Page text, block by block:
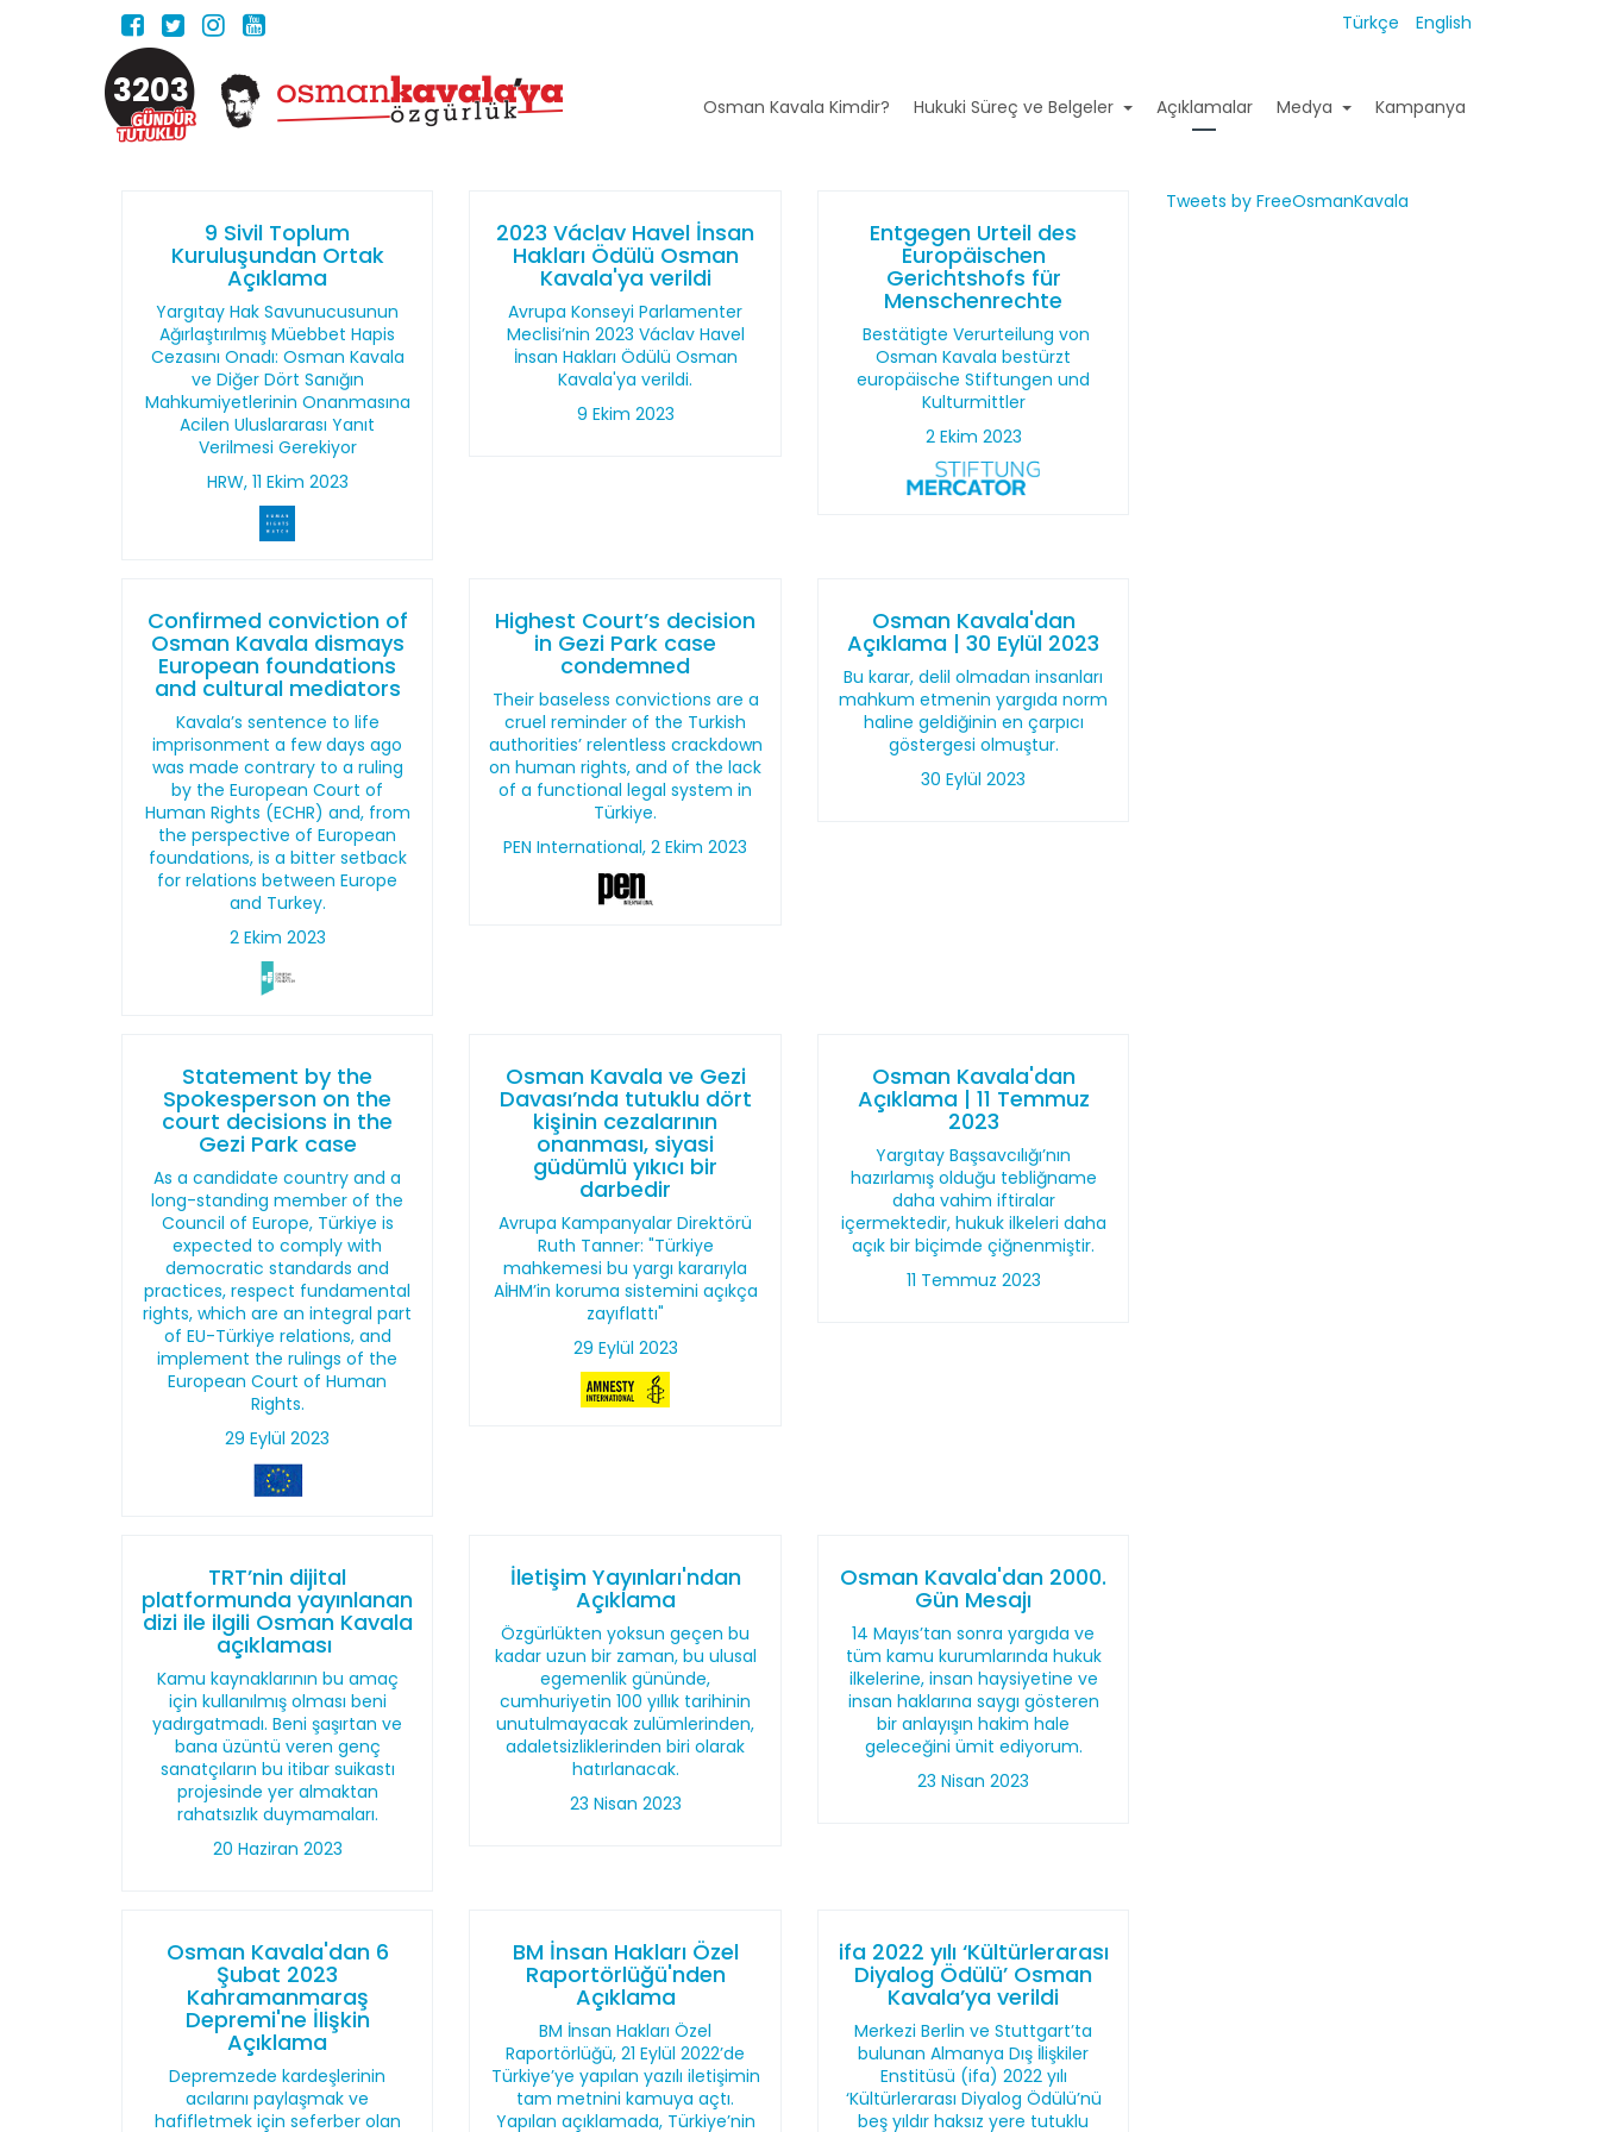
Türkçe English
3203 Osman Kavala Kimdir? Hukuki Süreç ve Belgeler Açıklamalar Medya Kampanya
9 Sivil Toplum
Kuruluşundan Ortak
Açıklama
Yargıtay Hak Savunucusunun
Ağırlaştırılmış Müebbet Hapis
Cezasını Onadı: Osman Kavala
ve Diğer Dört Sanığın
Mahkumiyetlerinin Onanmasına
Acilen Uluslararası Yanıt
Verilmesi Gerekiyor
HRW, 11 Ekim 2023
2023 Václav Havel İnsan
Hakları Ödülü Osman
Kavala'ya verildi
Avrupa Konseyi Parlamenter
Meclisi’nin 2023 Václav Havel
İnsan Hakları Ödülü Osman
Kavala'ya verildi.
9 Ekim 2023
Entgegen Urteil des
Europäischen
Gerichtshofs für
Menschenrechte
Bestätigte Verurteilung von
Osman Kavala bestürzt
europäische Stiftungen und
Kulturmittler
2 Ekim 2023
Confirmed conviction of
Osman Kavala dismays
European foundations
and cultural mediators
Kavala’s sentence to life
imprisonment a few days ago
was made contrary to a ruling
by the European Court of
Human Rights (ECHR) and, from
the perspective of European
foundations, is a bitter setback
for relations between Europe
and Turkey.
2 Ekim 2023
Highest Court’s decision
in Gezi Park case
condemned
Their baseless convictions are a
cruel reminder of the Turkish
authorities’ relentless crackdown
on human rights, and of the lack
of a functional legal system in
Türkiye.
PEN International, 2 Ekim 2023
Osman Kavala'dan
Açıklama | 30 Eylül 2023
Bu karar, delil olmadan insanları
mahkum etmenin yargıda norm
haline geldiğinin en çarpıcı
göstergesi olmuştur.
30 Eylül 2023
Statement by the
Spokesperson on the
court decisions in the
Gezi Park case
As a candidate country and a
long-standing member of the
Council of Europe, Türkiye is
expected to comply with
democratic standards and
practices, respect fundamental
rights, which are an integral part
of EU-Türkiye relations, and
implement the rulings of the
European Court of Human
Rights.
29 Eylül 2023
Osman Kavala ve Gezi
Davası’nda tutuklu dört
kişinin cezalarının
onanması, siyasi
güdümlü yıkıcı bir
darbedir
Avrupa Kampanyalar Direktörü
Ruth Tanner: "Türkiye
mahkemesi bu yargı kararıyla
AİHM’in koruma sistemini açıkça
zayıflattı"
29 Eylül 2023
Osman Kavala'dan
Açıklama | 11 Temmuz
2023
Yargıtay Başsavcılığı’nın
hazırlamış olduğu tebliğname
daha vahim iftiralar
içermektedir, hukuk ilkeleri daha
açık bir biçimde çiğnenmiştir.
11 Temmuz 2023
TRT’nin dijital
platformunda yayınlanan
dizi ile ilgili Osman Kavala
açıklaması
Kamu kaynaklarının bu amaç
için kullanılmış olması beni
yadırgatmadı. Beni şaşırtan ve
bana üzüntü veren genç
sanatçıların bu itibar suikastı
projesinde yer almaktan
rahatsızlık duymamaları.
20 Haziran 2023
İletişim Yayınları'ndan
Açıklama
Özgürlükten yoksun geçen bu
kadar uzun bir zaman, bu ulusal
egemenlik gününde,
cumhuriyetin 100 yıllık tarihinin
unutulmayacak zulümlerinden,
adaletsizliklerinden biri olarak
hatırlanacak.
23 Nisan 2023
Osman Kavala'dan 2000.
Gün Mesajı
14 Mayıs’tan sonra yargıda ve
tüm kamu kurumlarında hukuk
ilkelerine, insan haysiyetine ve
insan haklarına saygı gösteren
bir anlayışın hakim hale
geleceğini ümit ediyorum.
23 Nisan 2023
Osman Kavala'dan 6
Şubat 2023
Kahramanmaraş
Depremi'ne İlişkin
Açıklama
Depremzede kardeşlerinin
acılarını paylaşmak ve
hafifletmek için seferber olan
BM İnsan Hakları Özel
Raportörlüğü'nden
Açıklama
BM İnsan Hakları Özel
Raportörlüğü, 21 Eylül 2022’de
Türkiye’ye yapılan yazılı iletişimin
tam metnini kamuya açtı.
Yapılan açıklamada, Türkiye’nin
ifa 2022 yılı ‘Kültürlerarası
Diyalog Ödülü’ Osman
Kavala’ya verildi
Merkezi Berlin ve Stuttgart’ta
bulunan Almanya Dış İlişkiler
Enstitüsü (ifa) 2022 yılı
‘Kültürlerarası Diyalog Ödülü’nü
beş yıldır haksız yere tutuklu
Tweets by FreeOsmanKavala